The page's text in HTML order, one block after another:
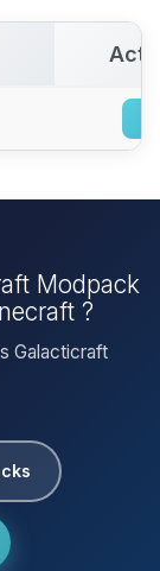
Modpack
?
Galacticraft